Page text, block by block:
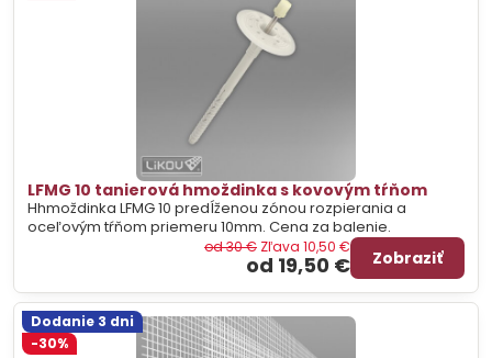
LFMG 10 tanierová hmoždinka s kovovým tŕňom
Hhmoždinka LFMG 10 predĺženou zónou rozpierania a
oceľovým tŕňom priemeru 10mm. Cena za balenie.
od 19,50 €
od 30 € Zľava 10,50 €
Zobraziť
Dodanie 3 dni
-30%